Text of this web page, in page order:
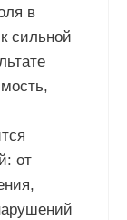
в
сильной
от